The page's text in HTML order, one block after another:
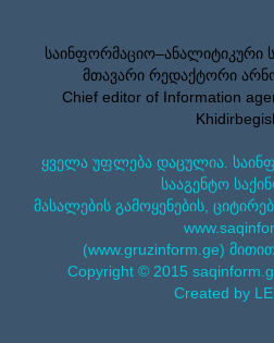
საინფორმაციო–ანალიტიკური
მთავარი რედაქტორი
Chief editor of Information
ყველა უფლება დაცულია.
სააგენტო
მასალების გამოყენების,
(www.gruzinform.ge)
Copyright © 2015
Created by